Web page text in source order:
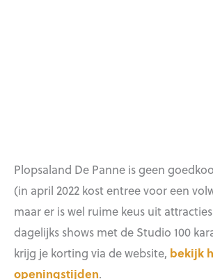
Plopsaland De Panne is geen
(in april 2022 kost entree voor een
maar er is wel ruime keus uit
dagelijks shows met de Studio 100
krijg je korting via de website, bekijk
openingstijden.